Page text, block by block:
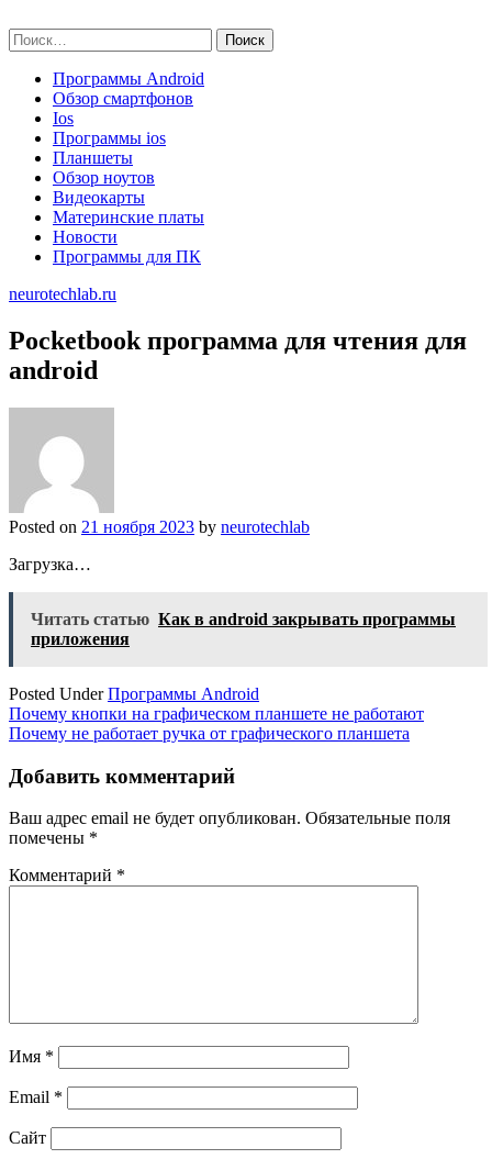
to
content
Найти:
Программы Android
Обзор смартфонов
Ios
Программы ios
Планшеты
Обзор ноутов
Видеокарты
Материнские платы
Новости
Программы для ПК
neurotechlab.ru
Pocketbook программа для чтения для
android
Posted on 21 ноября 2023 by neurotechlab
Загрузка…
Читать статью Как в android закрывать программы
приложения
Posted UnderПрограммы Android
Навигация
по
записям
Почему кнопки на графическом планшете не работают
Почему не работает ручка от графического планшета
Добавить комментарий
Ваш адрес email не будет опубликован. Обязательные поля
помечены *
Комментарий *
Имя *
Email *
Сайт